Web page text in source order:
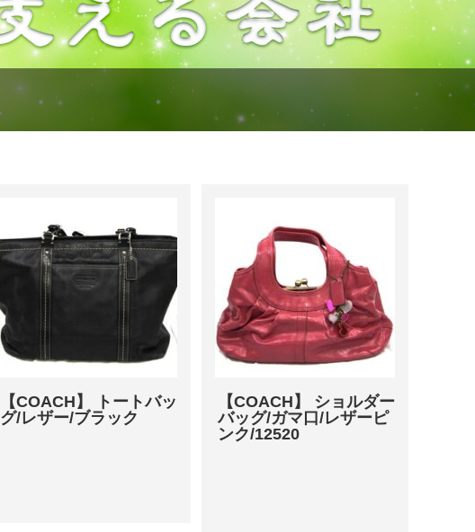
【COACH】 トートバッ
グ/レザー/ブラック
【COACH】 ショルダー
バッグ/ガマ口/レザーピ
ンク/12520